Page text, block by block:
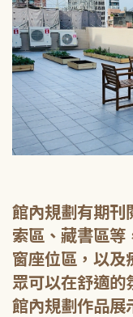
館內規劃有期刊
索區、藏書區等
窗座位區，以及
眾可以在舒適的
館內規劃作品